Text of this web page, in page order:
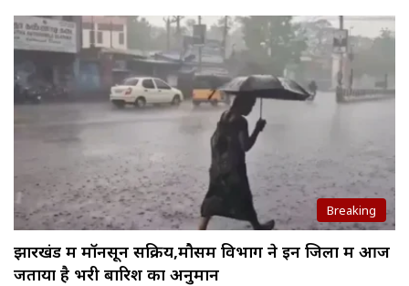
Breaking
झारखंड में मॉनसून सक्रिय,मौसम विभाग ने इन जिलों में आज
जताया है भरी बारिश का अनुमान